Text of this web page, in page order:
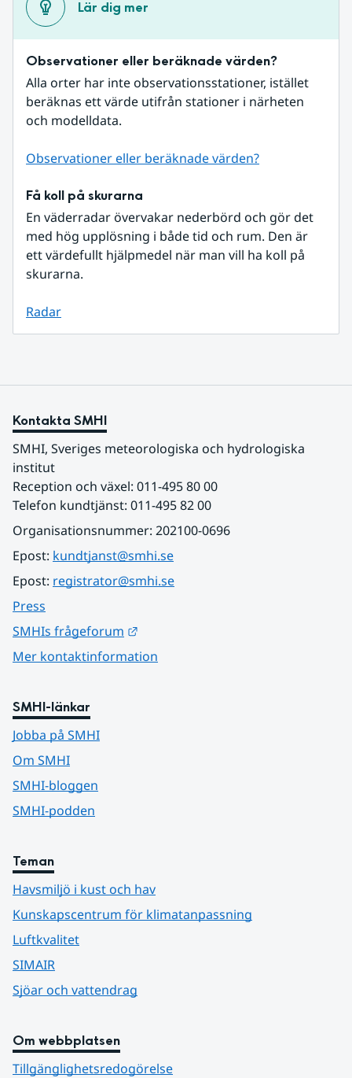
Lär dig mer
Observationer eller beräknade värden?
Alla orter har inte observationsstationer, istället
beräknas ett värde utifrån stationer i närheten
och modelldata.
Observationer eller beräknade värden?
Få koll på skurarna
En väderradar övervakar nederbörd och gör det
med hög upplösning i både tid och rum. Den är
ett värdefullt hjälpmedel när man vill ha koll på
skurarna.
Radar
Kontakta SMHI
SMHI, Sveriges meteorologiska och hydrologiska
institut
Reception och växel: 011-495 80 00
Telefon kundtjänst: 011-495 82 00
Organisationsnummer: 202100-0696
Epost: kundtjanst@smhi.se
Epost: registrator@smhi.se
Press
SMHIs frågeforum
Mer kontaktinformation
SMHI-länkar
Jobba på SMHI
Om SMHI
SMHI-bloggen
SMHI-podden
Teman
Havsmiljö i kust och hav
Kunskapscentrum för klimatanpassning
Luftkvalitet
SIMAIR
Sjöar och vattendrag
Om webbplatsen
Tillgänglighetsredogörelse